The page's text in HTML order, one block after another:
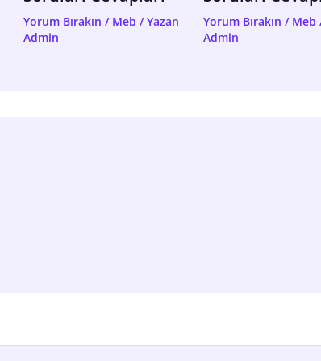
Yorum Bırakın / Meb / Yazan
Admin
Yorum Bırakın / Meb
Admin